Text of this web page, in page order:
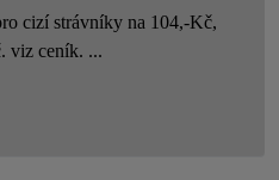
cizí strávníky na 104,-Kč,
viz ceník. ...